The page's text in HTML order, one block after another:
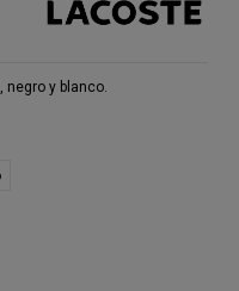
negro y blanco.